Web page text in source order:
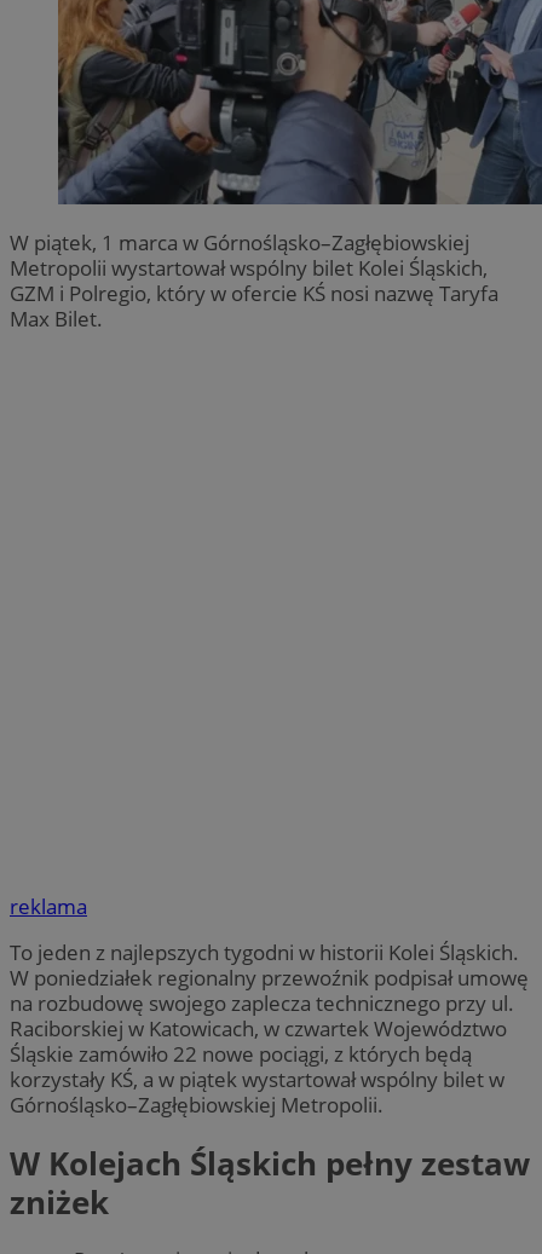
W piątek, 1 marca w Górnośląsko–Zagłębiowskiej
Metropolii wystartował wspólny bilet Kolei Śląskich,
GZM i Polregio, który w ofercie KŚ nosi nazwę Taryfa
Max Bilet.
reklama
To jeden z najlepszych tygodni w historii Kolei Śląskich.
W poniedziałek regionalny przewoźnik podpisał umowę
na rozbudowę swojego zaplecza technicznego przy ul.
Raciborskiej w Katowicach, w czwartek Województwo
Śląskie zamówiło 22 nowe pociągi, z których będą
korzystały KŚ, a w piątek wystartował wspólny bilet w
Górnośląsko–Zagłębiowskiej Metropolii.
W Kolejach Śląskich pełny zestaw
zniżek